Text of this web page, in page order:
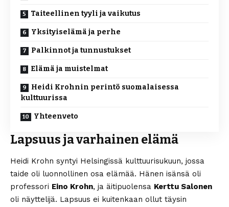
Taiteellinen tyyli ja vaikutus
Yksityiselämä ja perhe
Palkinnot ja tunnustukset
Elämä ja muistelmat
Heidi Krohnin perintö suomalaisessa
kulttuurissa
Yhteenveto
Lapsuus ja varhainen elämä
Heidi Krohn syntyi Helsingissä kulttuurisukuun, jossa
taide oli luonnollinen osa elämää. Hänen isänsä oli
professori Eino Krohn, ja äitipuolensa Kerttu Salonen
oli näyttelijä. Lapsuus ei kuitenkaan ollut täysin